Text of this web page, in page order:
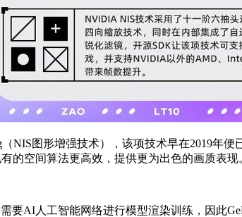
NIS图形增强技术），该项技术早在2019年
的空间算法更高效，提供更为出色的画质表现
要AI人工智能网络进行模型渲染训练，因此